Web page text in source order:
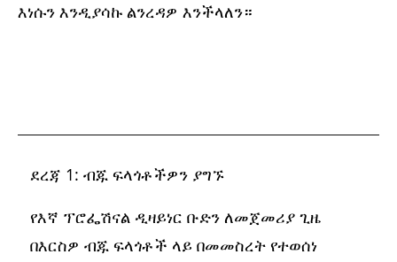
እነሱን እንዲያሳኩ ልንረዳዎ እንችላለን።
ደረጃ 1: ብጁ ፍላጎቶችዎን ያግኙ
የእኛ ፕሮፌሽናል ዲዛይነር ቡድን ለመጀመሪያ ጊዜ
በእርስዎ ብጁ ፍላጎቶች ላይ በመመስረት የተወሰነ